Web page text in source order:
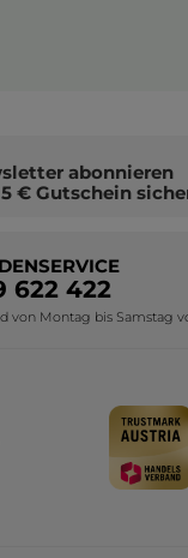
abonnieren
5 € Gutschein
622 422
von Montag bis Samstag